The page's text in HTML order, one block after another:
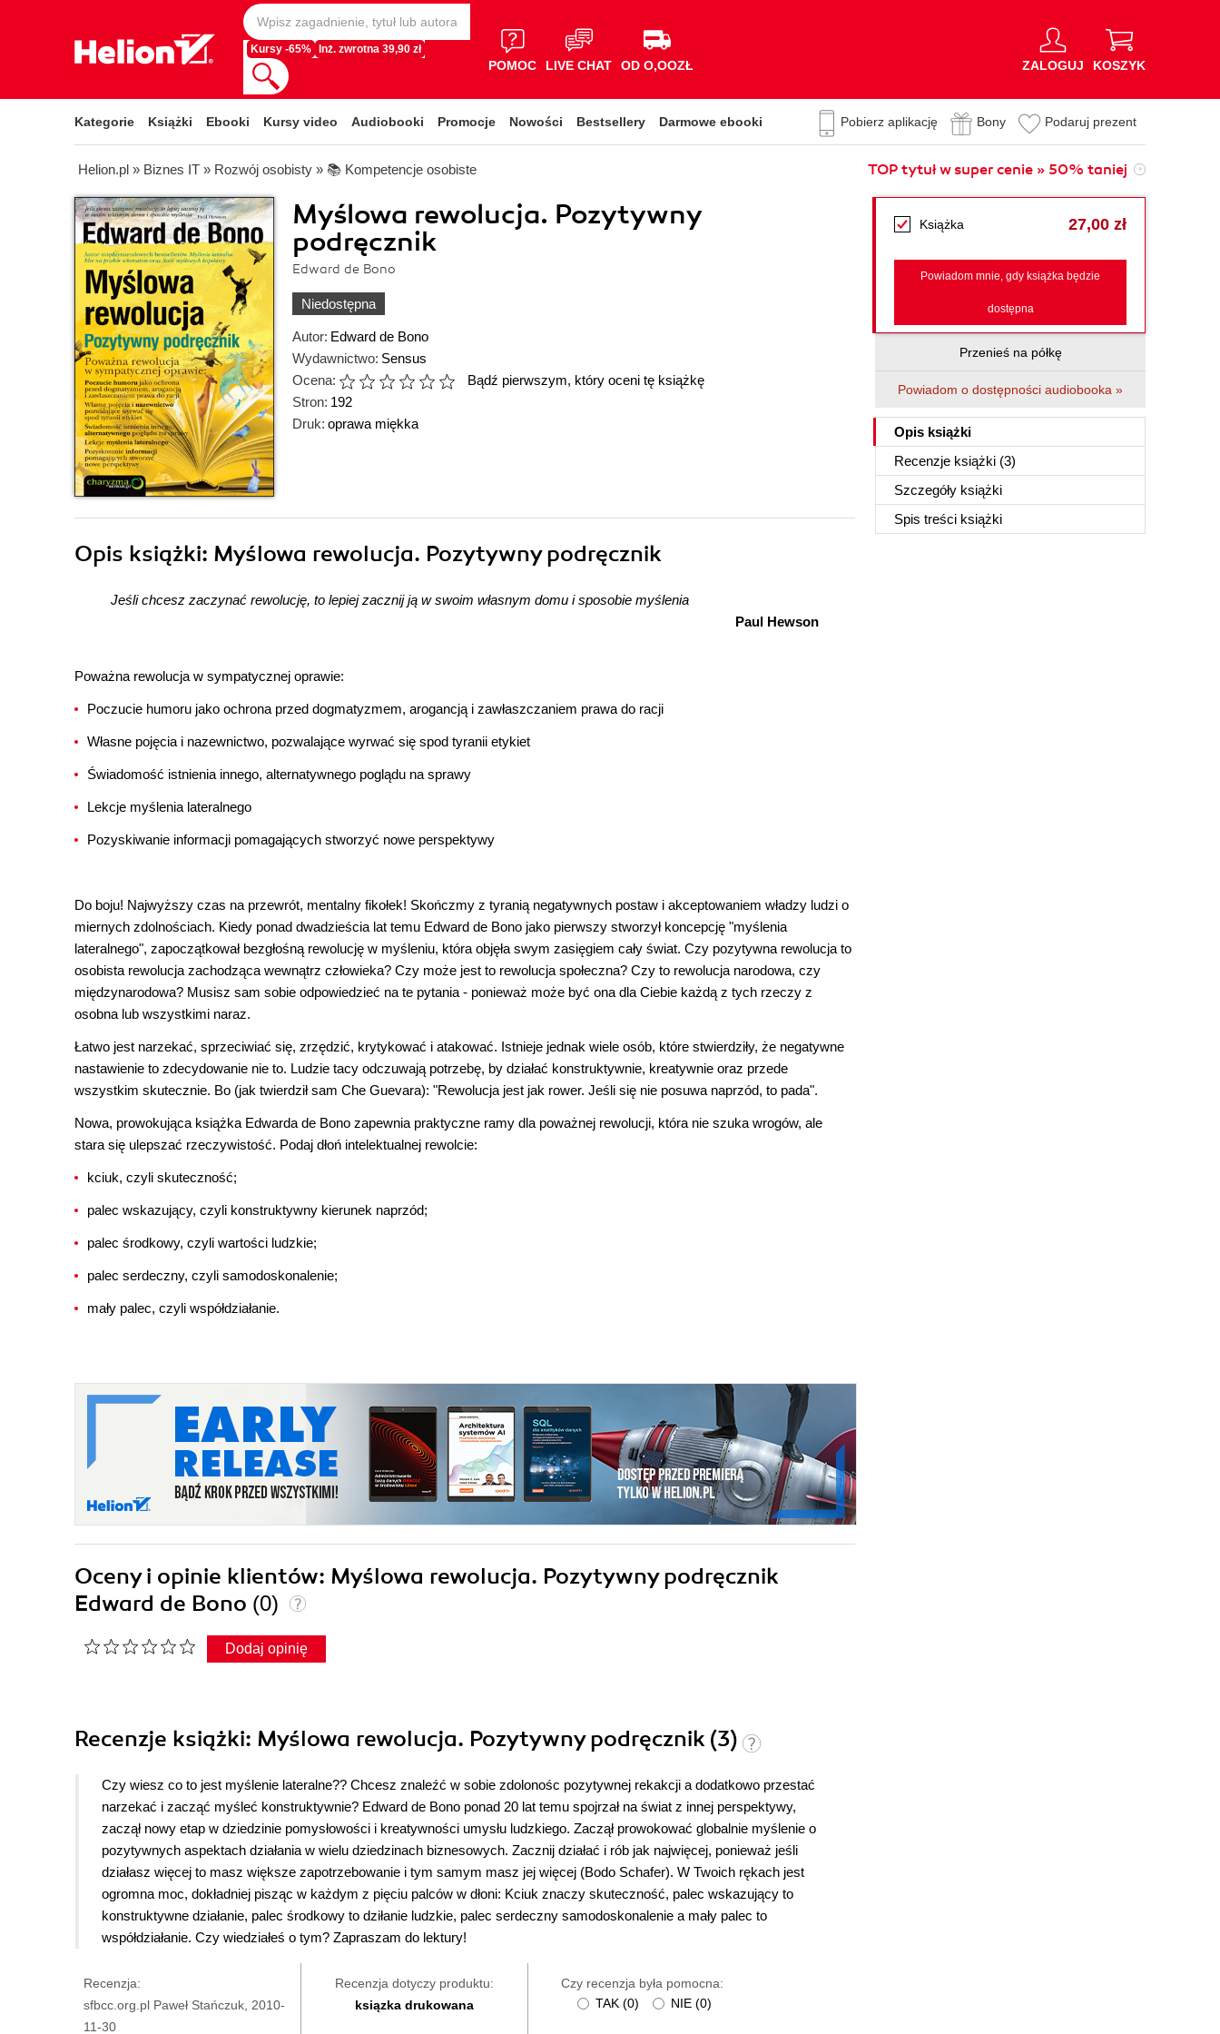
Kursy -65% Inż. zwrotna 39,90 zł
POMOC LIVE CHAT OD O,OOZŁ ZALOGUJ KOSZYK
Kategorie Książki Ebooki Kursy video Audiobooki Promocje Nowości Bestsellery Darmowe ebooki Pobierz aplikację Bony Podaruj prezent
Helion.pl » Biznes IT » Rozwój osobisty » 📚 Kompetencje osobiste TOP tytuł w super cenie » 50% taniej
Myślowa rewolucja. Pozytywny
podręcznik
Edward de Bono
Niedostępna
Autor: Edward de Bono
Wydawnictwo: Sensus
Ocena:
Bądź pierwszym, który oceni tę książkę
Stron: 192
Druk: oprawa miękka
Książka 27,00 zł
Powiadom mnie, gdy książka będzie
dostępna
Przenieś na półkę
Powiadom o dostępności audiobooka »
Opis książki
Recenzje książki (3)
Szczegóły książki
Spis treści książki
Opis książki: Myślowa rewolucja. Pozytywny podręcznik
Jeśli chcesz zaczynać rewolucję, to lepiej zacznij ją w swoim własnym domu i sposobie myślenia
Paul Hewson
Poważna rewolucja w sympatycznej oprawie:
Poczucie humoru jako ochrona przed dogmatyzmem, arogancją i zawłaszczaniem prawa do racji
Własne pojęcia i nazewnictwo, pozwalające wyrwać się spod tyranii etykiet
Świadomość istnienia innego, alternatywnego poglądu na sprawy
Lekcje myślenia lateralnego
Pozyskiwanie informacji pomagających stworzyć nowe perspektywy
Do boju! Najwyższy czas na przewrót, mentalny fikołek! Skończmy z tyranią negatywnych postaw i akceptowaniem władzy ludzi o
miernych zdolnościach. Kiedy ponad dwadzieścia lat temu Edward de Bono jako pierwszy stworzył koncepcję "myślenia
lateralnego", zapoczątkował bezgłośną rewolucję w myśleniu, która objęła swym zasięgiem cały świat. Czy pozytywna rewolucja to
osobista rewolucja zachodząca wewnątrz człowieka? Czy może jest to rewolucja społeczna? Czy to rewolucja narodowa, czy
międzynarodowa? Musisz sam sobie odpowiedzieć na te pytania - ponieważ może być ona dla Ciebie każdą z tych rzeczy z
osobna lub wszystkimi naraz.
Łatwo jest narzekać, sprzeciwiać się, zrzędzić, krytykować i atakować. Istnieje jednak wiele osób, które stwierdziły, że negatywne
nastawienie to zdecydowanie nie to. Ludzie tacy odczuwają potrzebę, by działać konstruktywnie, kreatywnie oraz przede
wszystkim skutecznie. Bo (jak twierdził sam Che Guevara): "Rewolucja jest jak rower. Jeśli się nie posuwa naprzód, to pada".
Nowa, prowokująca książka Edwarda de Bono zapewnia praktyczne ramy dla poważnej rewolucji, która nie szuka wrogów, ale
stara się ulepszać rzeczywistość. Podaj dłoń intelektualnej rewolcie:
kciuk, czyli skuteczność;
palec wskazujący, czyli konstruktywny kierunek naprzód;
palec środkowy, czyli wartości ludzkie;
palec serdeczny, czyli samodoskonalenie;
mały palec, czyli współdziałanie.
Oceny i opinie klientów: Myślowa rewolucja. Pozytywny podręcznik
Edward de Bono (0)
Dodaj opinię
Recenzje książki: Myślowa rewolucja. Pozytywny podręcznik (3)
Czy wiesz co to jest myślenie lateralne?? Chcesz znaleźć w sobie zdolonośc pozytywnej rekakcji a dodatkowo przestać
narzekać i zacząć myśleć konstruktywnie? Edward de Bono ponad 20 lat temu spojrzał na świat z innej perspektywy,
zaczął nowy etap w dziedzinie pomysłowości i kreatywności umysłu ludzkiego. Zaczął prowokować globalnie myślenie o
pozytywnych aspektach działania w wielu dziedzinach biznesowych. Zacznij działać i rób jak najwięcej, ponieważ jeśli
działasz więcej to masz większe zapotrzebowanie i tym samym masz jej więcej (Bodo Schafer). W Twoich rękach jest
ogromna moc, dokładniej pisząc w każdym z pięciu palców w dłoni: Kciuk znaczy skuteczność, palec wskazujący to
konstruktywne działanie, palec środkowy to dziłanie ludzkie, palec serdeczny samodoskonalenie a mały palec to
współdziałanie. Czy wiedziałeś o tym? Zapraszam do lektury!
Recenzja:
sfbcc.org.pl Paweł Stańczuk, 2010-
11-30
Recenzja dotyczy produktu:
ksiązka drukowana
Czy recenzja była pomocna:
TAK (0) NIE (0)